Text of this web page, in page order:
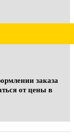
заказа
от цены в